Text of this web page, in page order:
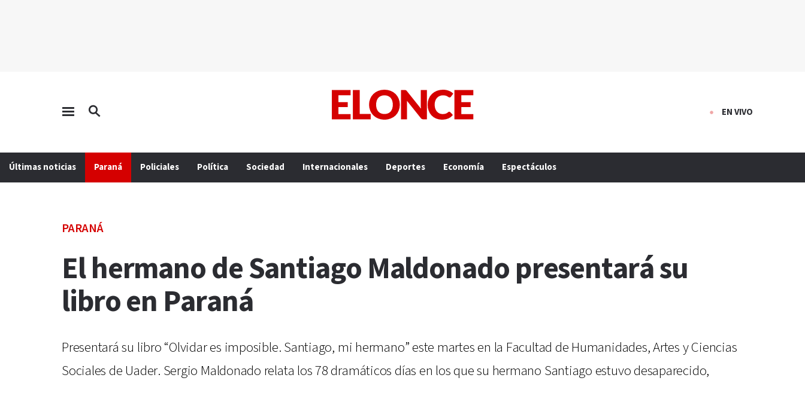
EN VIVO
Últimas noticias Paraná Policiales Política Sociedad Internacionales Deportes Economía Espectáculos
PARANÁ
El hermano de Santiago Maldonado presentará su
libro en Paraná
Presentará su libro “Olvidar es imposible. Santiago, mi hermano” este martes en la Facultad de Humanidades, Artes y Ciencias
Sociales de Uader. Sergio Maldonado relata los 78 dramáticos días en los que su hermano Santiago estuvo desaparecido,